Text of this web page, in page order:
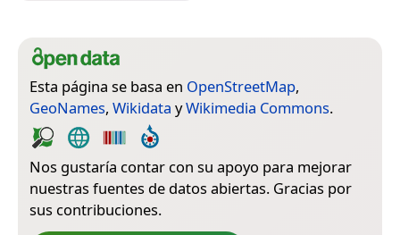
Esta página se basa en OpenStreetMap,
GeoNames, Wikidata yWikimedia Commons.
Nos gustaría contar con su apoyo para mejorar
nuestras fuentes de datos abiertas. Gracias por
sus contribuciones.